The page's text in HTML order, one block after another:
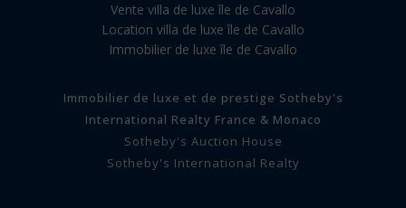
Vente villa de luxe île de Cavallo
Location villa de luxe île de Cavallo
Immobilier de luxe île de Cavallo
Immobilier de luxe et de prestige Sotheby's
International Realty France & Monaco
Sotheby's Auction House
Sotheby's International Realty